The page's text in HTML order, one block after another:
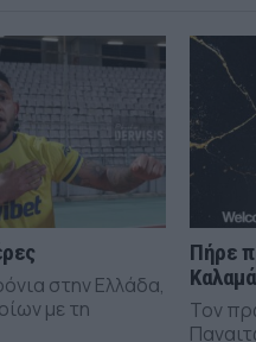
στην Ελλάδα,
με τη
Πήρε
Τον